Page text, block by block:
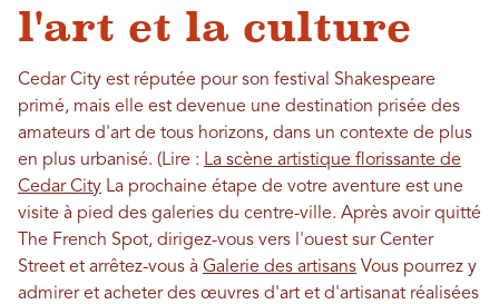
l'art et la culture
Cedar City est réputée pour son festival Shakespeare
primé, mais elle est devenue une destination prisée des
amateurs d'art de tous horizons, dans un contexte de plus
en plus urbanisé. (Lire : La scène artistique florissante de
Cedar City La prochaine étape de votre aventure est une
visite à pied des galeries du centre-ville. Après avoir quitté
The French Spot, dirigez-vous vers l'ouest sur Center
Street et arrêtez-vous à Galerie des artisans Vous pourrez y
admirer et acheter des œuvres d'art et d'artisanat réalisées